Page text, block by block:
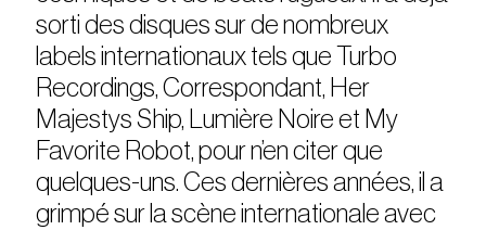
sorti des disques sur de nombreux
labels internationaux tels que Turbo
Recordings, Correspondant, Her
Majestys Ship, Lumière Noire et My
Favorite Robot, pour n’en citer que
quelques-uns. Ces dernières années, il a
grimpé sur la scène internationale avec